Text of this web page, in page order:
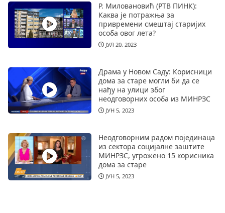
Р. Миловановић (РТВ ПИНК):
Каква је потражња за
привремени смештај старијих
особа овог лета?
ЈУЛ 20, 2023
Драма у Новом Саду: Корисници
дома за старе могли би да се
нађу на улици због
неодговорних особа из МИНРЗС
ЈУН 5, 2023
Неодговорним радом појединаца
из сектора социјалне заштите
МИНРЗС, угрожено 15 корисника
дома за старе
ЈУН 5, 2023